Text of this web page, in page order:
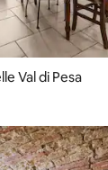
Val di Pesa